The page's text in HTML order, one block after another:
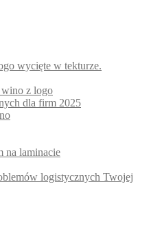
wycięte w tekturze.
wino z logo
dla firm 2025
na laminacie
logistycznych Twojej